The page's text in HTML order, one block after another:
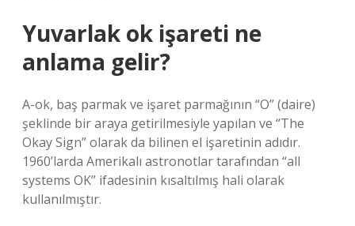
Yuvarlak ok işareti ne
anlama gelir?
A-ok, baş parmak ve işaret parmağının “O” (daire)
şeklinde bir araya getirilmesiyle yapılan ve “The
Okay Sign” olarak da bilinen el işaretinin adıdır.
1960’larda Amerikalı astronotlar tarafından “all
systems OK” ifadesinin kısaltılmış hali olarak
kullanılmıştır.